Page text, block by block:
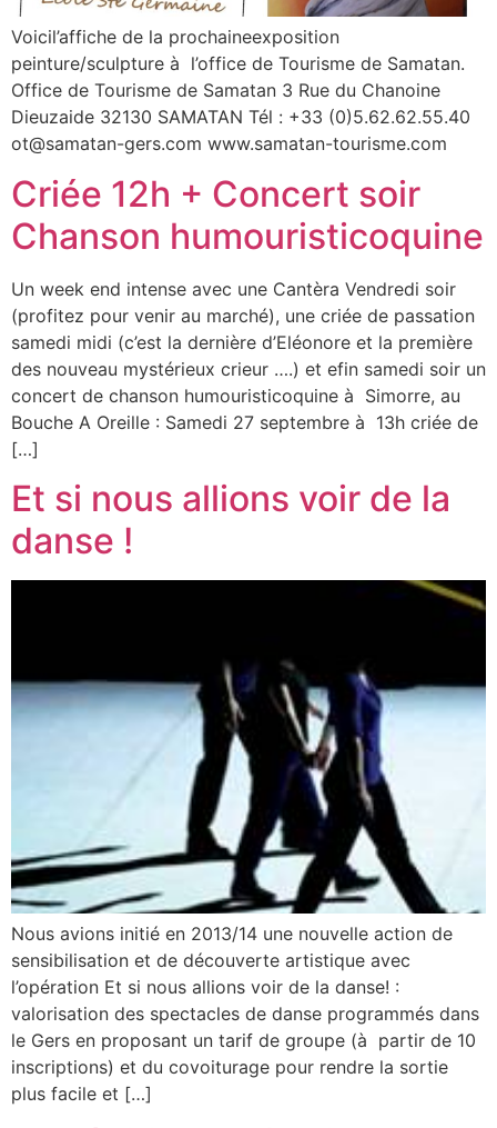
Voicil’affiche de la prochaineexposition
peinture/sculpture à l’office de Tourisme de Samatan.
Office de Tourisme de Samatan 3 Rue du Chanoine
Dieuzaide 32130 SAMATAN Tél : +33 (0)5.62.62.55.40
ot@samatan-gers.com www.samatan-tourisme.com
Criée 12h + Concert soir
Chanson humouristicoquine
Un week end intense avec une Cantèra Vendredi soir
(profitez pour venir au marché), une criée de passation
samedi midi (c’est la dernière d’Eléonore et la première
des nouveau mystérieux crieur ….) et efin samedi soir un
concert de chanson humouristicoquine à Simorre, au
Bouche A Oreille : Samedi 27 septembre à 13h criée de
[…]
Et si nous allions voir de la
danse !
Nous avions initié en 2013/14 une nouvelle action de
sensibilisation et de découverte artistique avec
l’opération Et si nous allions voir de la danse! :
valorisation des spectacles de danse programmés dans
le Gers en proposant un tarif de groupe (à partir de 10
inscriptions) et du covoiturage pour rendre la sortie
plus facile et […]